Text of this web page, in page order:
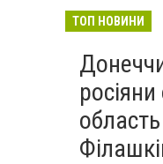
ТОП НОВИНИ